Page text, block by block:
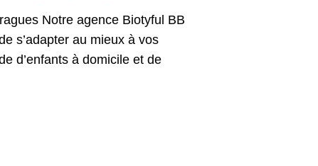
Notre agence Biotyful BB
s’adapter au mieux à vos
d’enfants à domicile et de